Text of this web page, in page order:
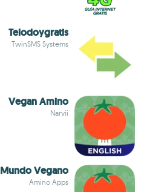
Telodoygratis
TwinSMS Systems
Vegan Amino
Narvii
Mundo Vegano
Amino Apps